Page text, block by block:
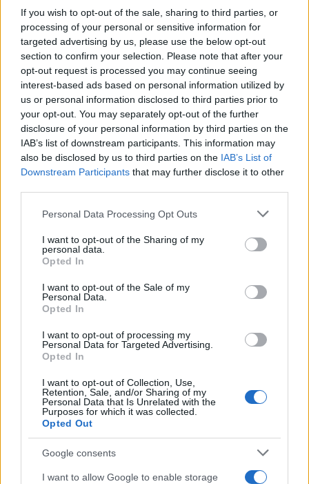
If you wish to opt-out of the sale, sharing to third parties, or
processing of your personal or sensitive information for
targeted advertising by us, please use the below opt-out
section to confirm your selection. Please note that after your
opt-out request is processed you may continue seeing
interest-based ads based on personal information utilized by
us or personal information disclosed to third parties prior to
your opt-out. You may separately opt-out of the further
disclosure of your personal information by third parties on the
IAB’s list of downstream participants. This information may
also be disclosed by us to third parties on the IAB’s List of
Downstream Participants that may further disclose it to other
Please note that this website/app uses one or more Google
not limited to your visit or usage behaviour. You may click to
grant or deny consent to Google and its third-party tags to
use your data for below specified purposes in below Google
consent section.
Personal Data Processing Opt Outs
I want to opt-out of the Sharing of my
personal data.
Opted In
I want to opt-out of the Sale of my
Personal Data.
Opted In
I want to opt-out of processing my
Personal Data for Targeted Advertising.
Opted In
I want to opt-out of Collection, Use,
Retention, Sale, and/or Sharing of my
Personal Data that Is Unrelated with the
Purposes for which it was collected.
Opted Out
Google consents
I want to allow Google to enable storage
27 Νοεμβρίου 2023 19:15
#553715
Στη δυνατότητα διαλειτουργικότητας μέσω Data Fusion και link
I-16 του ραντάρ Sea Fire με τα ιπτάμενα EMB-145 Eryeye θα
έπρεπε να προστεθεί και η δυνατότητα διαλειτουργικότητας και
με τα ραντάρ των P-3B που “βλέπουν” προς τα κάτω και
συμπληρώνουν το κενό του Sea Fire λόγω της καμπυλότητας
της θάλασσας. Εκτός βέβαια κι αν το έχουμε πάρει απόφαση οτι
τα P-3B είναι “το γεφύρι της Αρτας”. Αλήθεια υπάρχει σήμερα η
δυνατότητα απόκτησης μεταχειρισμένων P-3C και
εγκατάστασης του ηλεκτρονικού εξοπλισμού που
Reply
stelios1974
27 Νοεμβρίου 2024 20:31 #639861
The Almost Brilliant WW2 Trap that Could Have Changed
Everything
https://www.youtube.com/watch?v=KUlr32zKiXo
Reply